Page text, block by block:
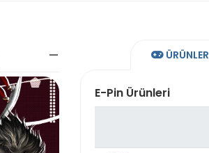
ÜRÜNLER
E-Pin Ürünleri